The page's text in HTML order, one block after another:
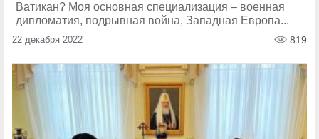
Ватикан? Моя основная специализация – военная
дипломатия, подрывная война, Западная Европа...
22 декабря 2022 819